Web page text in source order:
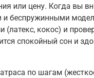
или цену. Когда вы
беспружинными
(латекс, кокос) и
спокойный сон и
по шагам